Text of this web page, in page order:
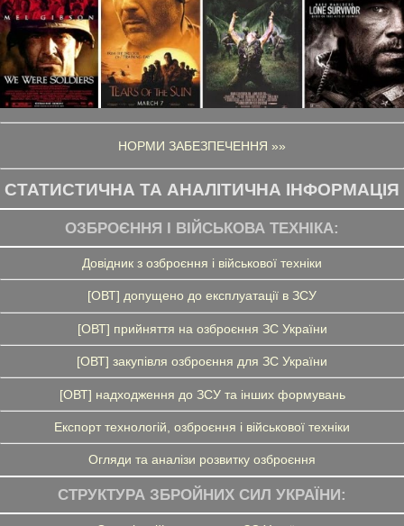
НОРМИ ЗАБЕЗПЕЧЕННЯ »»
СТАТИСТИЧНА ТА АНАЛІТИЧНА ІНФОРМАЦІЯ
ОЗБРОЄННЯ І ВІЙСЬКОВА ТЕХНІКА:
Довідник з озброєння і військової техніки
[ОВТ] допущено до експлуатації в ЗСУ
[ОВТ] прийняття на озброєння ЗС України
[ОВТ] закупівля озброєння для ЗС України
[ОВТ] надходження до ЗСУ та інших формувань
Експорт технологій, озброєння і військової техніки
Огляди та аналізи розвитку озброєння
СТРУКТУРА ЗБРОЙНИХ СИЛ УКРАЇНИ: